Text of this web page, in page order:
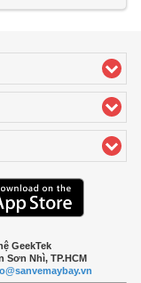
GeekTek
Sơn Nhì, TP.HCM